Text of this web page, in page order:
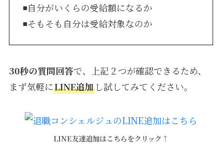
◾️自分がいくらの受給額になるか
◾️そもそも自分は受給対象なのか
30秒の質問回答で、上記２つが確認できるため、
まず気軽にLINE追加し試してみてください。
LINE友達追加はこちらをクリック↑